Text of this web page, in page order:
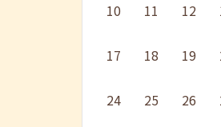
10 11 12
17 18 19
24 25 26